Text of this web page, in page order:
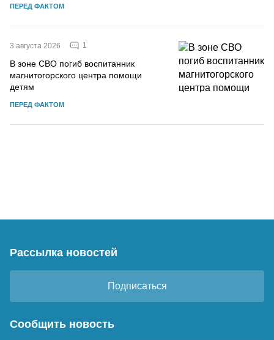
ПЕРЕД ФАКТОМ
3 августа 2026 1
В зоне СВО погиб воспитанник
магнитогорского центра помощи
детям
ПЕРЕД ФАКТОМ
Рассылка новостей
Подписаться
Сообщить новость